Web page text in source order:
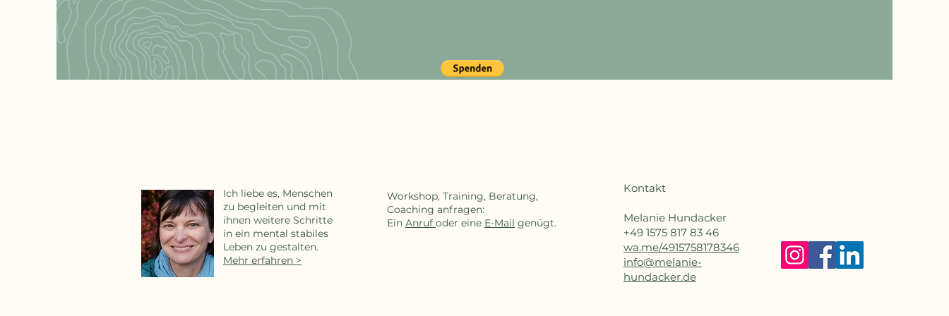
Ich liebe es, Menschen
zu begleiten und mit
ihnen weitere Schritte
in ein mental stabiles
Leben zu gestalten.
Mehr erfahren >
Workshop, Training, Beratung,
Coaching anfragen:
Ein Anruf oder eine E-Mail genügt.
Kontakt
Melanie Hundacker
+49 1575 817 83 46
wa.me/4915758178346​
info@melanie-
hundacker.de